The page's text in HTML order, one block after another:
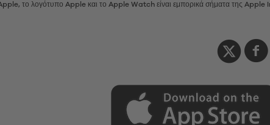
το λογότυπο Apple και το Apple Watch είναι εμπορικά σήματα της